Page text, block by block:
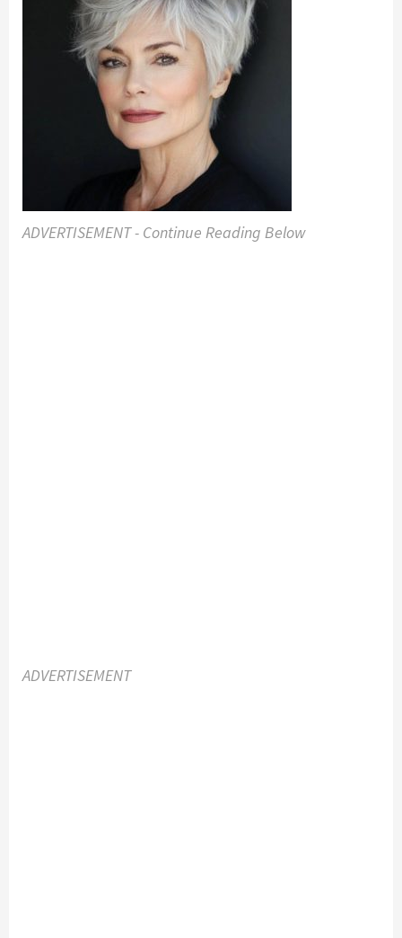
ADVERTISEMENT - Continue Reading Below
ADVERTISEMENT